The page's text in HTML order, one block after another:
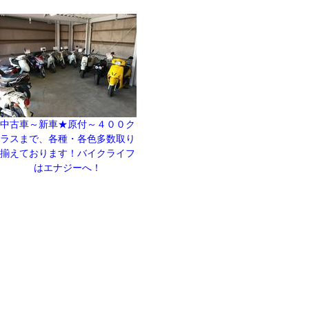
中古車～新車★原付～４００ク
ラスまで、各種・各色多数取り
揃えております！バイクライフ
はエナジーへ！